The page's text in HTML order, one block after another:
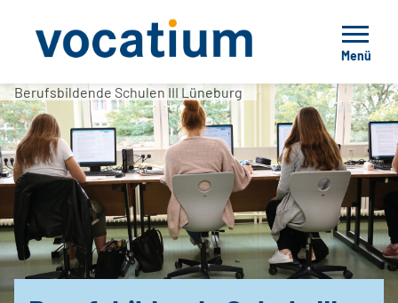
Menü
Berufsbildende Schulen III Lüneburg